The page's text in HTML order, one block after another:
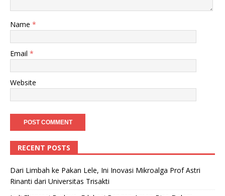
Name *
Email *
Website
RECENT POSTS
Dari Limbah ke Pakan Lele, Ini Inovasi Mikroalga Prof Astri
Rinanti dari Universitas Trisakti